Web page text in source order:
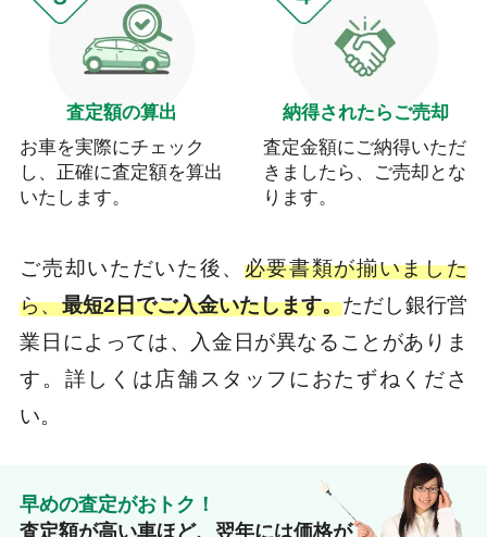
査定額の算出
お車を実際にチェック
し、正確に査定額を算出
いたします。
納得されたらご売却
査定金額にご納得いただ
きましたら、ご売却とな
ります。
ご売却いただいた後、 必要書類が揃いました
ら、最短2日でご入金いたします。ただし銀行営
業日によっては、入金日が異なることがありま
す。詳しくは店舗スタッフにおたずねくださ
い。
早めの査定がおトク！
査定額が高い車ほど、翌年には価格が